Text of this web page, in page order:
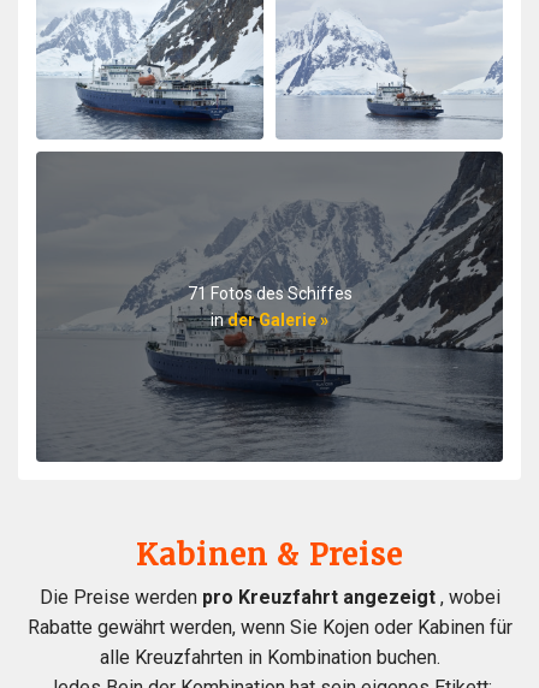
We had a great trip which gave us all that we were
hoping for. Incredible number of whales and pinguins
and beautiful weather after a very stormy drake
passage. Crew and guides were amazing with all the
interesting lectures and wonderful food and service.
Also the other guests on the boat were great. I truly
durch Hedda von Olnhausen Antarktis
expedition crew, good food and overall very happy with
71 Fotos des Schiffes
inder Galerie »
Kabinen & Preise
Die Preise werden pro Kreuzfahrt angezeigt , wobei
Rabatte gewährt werden, wenn Sie Kojen oder Kabinen für
alle Kreuzfahrten in Kombination buchen.